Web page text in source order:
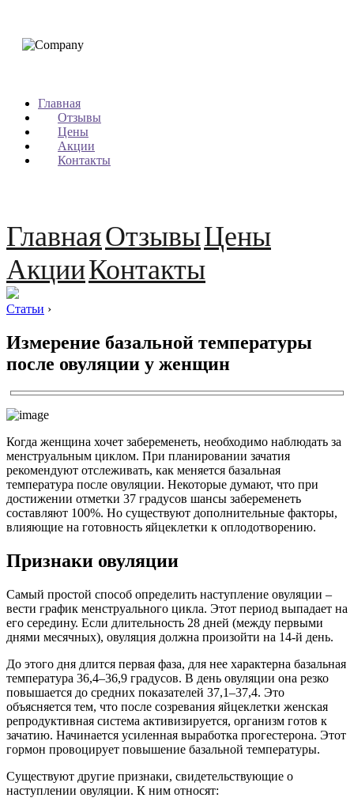
Главная
Отзывы
Цены
Акции
Контакты
ГлавнаяОтзывыЦены
АкцииКонтакты
Статьи ›
Измерение базальной температуры
после овуляции у женщин
Когда женщина хочет забеременеть, необходимо наблюдать за
менструальным циклом. При планировании зачатия
рекомендуют отслеживать, как меняется базальная
температура после овуляции. Некоторые думают, что при
достижении отметки 37 градусов шансы забеременеть
составляют 100%. Но существуют дополнительные факторы,
влияющие на готовность яйцеклетки к оплодотворению.
Признаки овуляции
Самый простой способ определить наступление овуляции –
вести график менструального цикла. Этот период выпадает на
его середину. Если длительность 28 дней (между первыми
днями месячных), овуляция должна произойти на 14-й день.
До этого дня длится первая фаза, для нее характерна базальная
температура 36,4–36,9 градусов. В день овуляции она резко
повышается до средних показателей 37,1–37,4. Это
объясняется тем, что после созревания яйцеклетки женская
репродуктивная система активизируется, организм готов к
зачатию. Начинается усиленная выработка прогестерона. Этот
гормон провоцирует повышение базальной температуры.
Существуют другие признаки, свидетельствующие о
наступлении овуляции. К ним относят: